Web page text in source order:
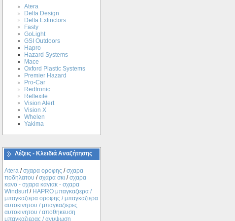
Atera
Delta Design
Delta Extinctors
Fasty
GoLight
GSI Outdoors
Hapro
Hazard Systems
Mace
Oxford Plastic Systems
Premier Hazard
Pro-Car
Redtronic
Reflexite
Vision Alert
Vision X
Whelen
Yakima
Λέξεις - Κλειδιά Αναζήτησης
Atera /σχαρα οροφης /σχαρα
ποδηλατου /σχαρα σκι /σχαρα
κανο - σχαρα καγιακ - σχαρα
Windsurf/ ΗΑPRO μπαγκαζιερα /
μπαγκαζιερα οροφης / μπαγκαζιερα
αυτοκινητου / μπαγκαζιερες
αυτοκινητου / αποθηκευση
μπαγκαζιερας / ανυψωση